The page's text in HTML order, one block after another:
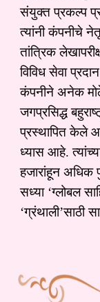
संयुक्त प्रकल्प
त्यांनी कंपनीचे
तांत्रिक
विविध सेवा
कंपनीने अनेक मोठे
जगप्रसिद्ध
प्रस्थापित केले
ध्यास आहे.
हजारांहून
सध्या ‘ग्लोबल
‘ग्रंथाली’साठी